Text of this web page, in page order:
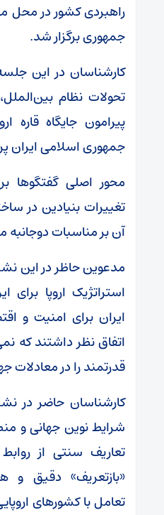
راهبردی کشور در محل
جمهوری برگزار شد.
کارشناسان در این
تحولات نظام
پیرامون جایگاه قاره
جمهوری اسلامی ایران
محور اصلی گفتگوها
تغییرات بنیادین در
آن بر مناسبات دوجانبه
مدعوین حاظر در این
استراتژیک اروپا برای
ایران برای امنیت و
اتفاق نظر داشتند که
قدرتمند را در معادلات
کارشناسان حاضر در
شرایط نوین جهانی و
تعاریف سنتی از
«بازتعریف» دقیق و
تعامل با کشورهای